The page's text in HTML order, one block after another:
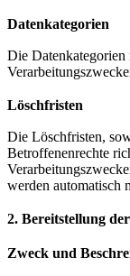
Datenkategorien
Die Datenkategorien
Löschfristen
Die Löschfristen,
Betroffenenrechte
werden automatisch
2. Bereitstellung
Zweck und